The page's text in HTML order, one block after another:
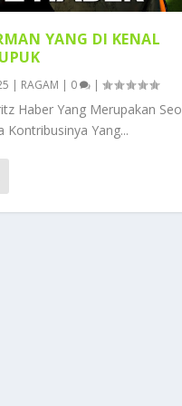
YANG DI KENAL
| RAGAM | 0 |
Haber Yang Merupakan
Kontribusinya Yang...